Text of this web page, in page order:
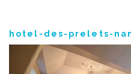
hotel-des-prelets-